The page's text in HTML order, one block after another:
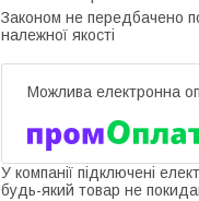
Законом не передбачено
належної якості
У компанії підключені
будь-який товар не